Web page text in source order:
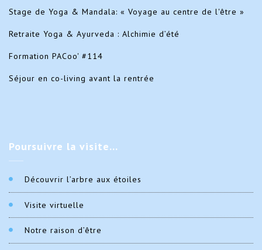
Stage de Yoga & Mandala: « Voyage au centre de l'être »
Retraite Yoga & Ayurveda : Alchimie d’été
Formation PACoo' #114
Séjour en co-living avant la rentrée
Poursuivre la visite…
Découvrir l’arbre aux étoiles
Visite virtuelle
Notre raison d’être